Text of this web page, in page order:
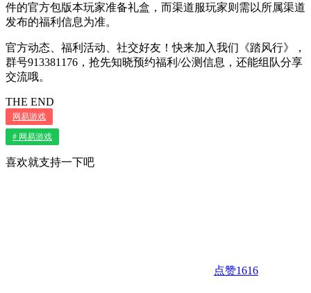
件的官方包版本玩家准备礼盒，而渠道服玩家则需以所属渠道
发布的福利信息为准。
官方动态、福利活动、社交好友！快来加入我们《踏风行》，
群号913381176，抢先知晓预约福利/公测信息，还能组队分享
交流哦。
THE END
网易游戏
# 网易游戏
喜欢就支持一下吧
点赞1616